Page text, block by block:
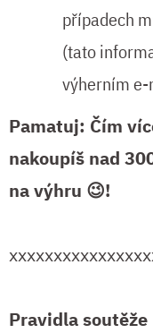
případech
(tato
výherním
Pamatuj: Čím
nakoupíš nad
na výhru 😉!
Pravidla soutěže